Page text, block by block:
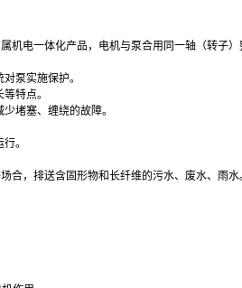
机电一体化产品，电机与泵合用同一轴（转子
泵实施保护。
特点。
堵塞、缠绕的故障。
。
合，排送含固形物和长纤维的污水、废水、雨水